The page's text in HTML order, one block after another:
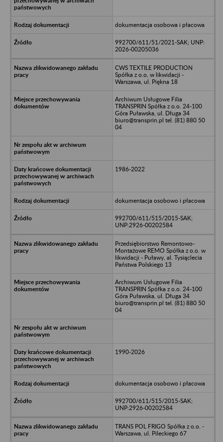
dokumentacja osobowa i płacowa
992700/611/51/2021-SAK; UNP:
2026-00205036
CWS TEXTILE PRODUCTION
Spółka z o.o, w likwidacji -
Warszawa, ul. Piękna 18
Archiwum Usługowe Filia
TRANSPRIN Spółka z o.o. 24-100
Góra Puławska, ul. Długa 34
biuro@transprin.pl tel. (81) 880 50
04
1986-2022
dokumentacja osobowo i płacowa
992700/611/515/2015-SAK;
UNP:2926-00202584
Przedsiębiorstwo Remontowo-
Montażowe REMO Spółka z o.o. w
likwidacji - Puławy, al. Tysiąclecia
Państwa Polskiego 13
Archiwum Usługowe Filia
TRANSPRIN Spółka z o.o. 24-100
Góra Puławska, ul. Długa 34
biuro@transprin.pl tel. (81) 880 50
04
1990-2026
dokumentacja osobowo i płacowa
992700/611/515/2015-SAK;
UNP:2926-00202584
TRANS POL FRIGO Spółka z o.o. -
Warszawa, ul. Pileckiego 67